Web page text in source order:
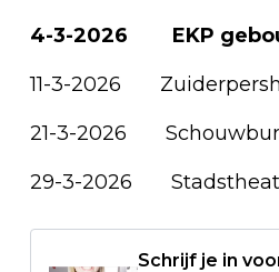
4-3-2026 EKP
11-3-2026
21-3-2026
29-3-2026
Schrijf je in